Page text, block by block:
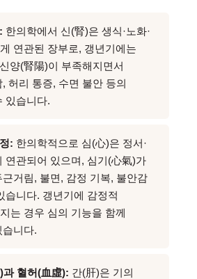
한의학에서 신(腎)은 생식·노화·
연관된 장부로, 갱년기에는
양(腎陽)이 부족해지면서
허리 통증, 수면 불안 등의
있습니다.
: 한의학적으로 심(心)은 정서·
연관되어 있으며, 심기(心氣)가
거림, 불면, 감정 기복, 불안감
습니다. 갱년기에 감정적
는 경우 심의 기능을 함께
니다.
과 혈허(血虛): 간(肝)은 기의